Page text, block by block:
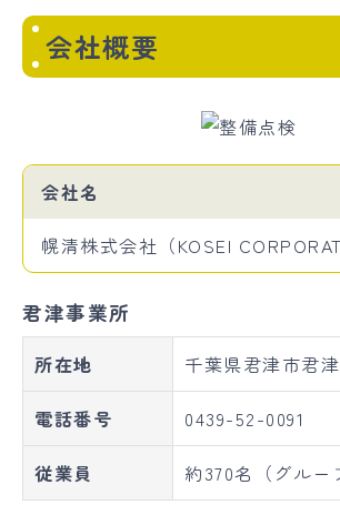
会社概要
会社名
幌清株式会社（KOSEI
君津事業所
所在地 千葉県君津市君
電話番号 0439-52-0091
従業員 約370名（グルー